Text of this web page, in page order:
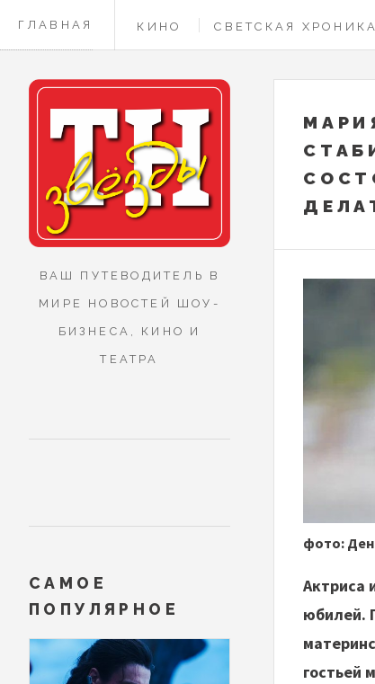
ГЛАВНАЯ КИНО СВЕТСКАЯ ХРОНИКА
КОНТАКТЫ
фото:
Актриса
юбилей.
гостьей
ВАШ ПУТЕВОДИТЕЛЬ В
МИРЕ НОВОСТЕЙ ШОУ-
БИЗНЕСА, КИНО И
ТЕАТРА
САМОЕ
ПОПУЛЯРНОЕ